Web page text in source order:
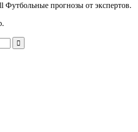
Футбольные прогнозы от экспертов.